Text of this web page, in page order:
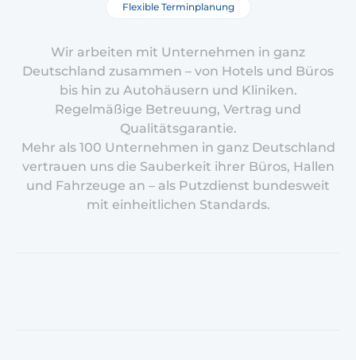
Flexible Terminplanung
Wir arbeiten mit Unternehmen in ganz
Deutschland zusammen – von Hotels und Büros
bis hin zu Autohäusern und Kliniken.
Regelmäßige Betreuung, Vertrag und
Qualitätsgarantie.
Mehr als 100 Unternehmen in ganz Deutschland
vertrauen uns die Sauberkeit ihrer Büros, Hallen
und Fahrzeuge an – als Putzdienst bundesweit
mit einheitlichen Standards.